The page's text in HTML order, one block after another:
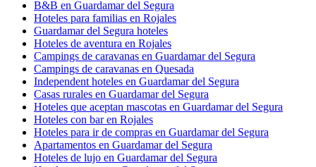
B&B en Guardamar del Segura
Hoteles para familias en Rojales
Guardamar del Segura hoteles
Hoteles de aventura en Rojales
Campings de caravanas en Guardamar del Segura
Campings de caravanas en Quesada
Independent hoteles en Guardamar del Segura
Casas rurales en Guardamar del Segura
Hoteles que aceptan mascotas en Guardamar del Segura
Hoteles con bar en Rojales
Hoteles para ir de compras en Guardamar del Segura
Apartamentos en Guardamar del Segura
Hoteles de lujo en Guardamar del Segura